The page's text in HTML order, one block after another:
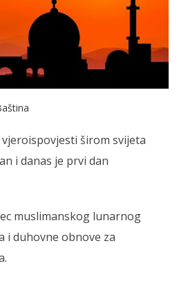
širom svijeta
i danas je prvi dan
muslimanskog lunarnog
i duhovne obnove za